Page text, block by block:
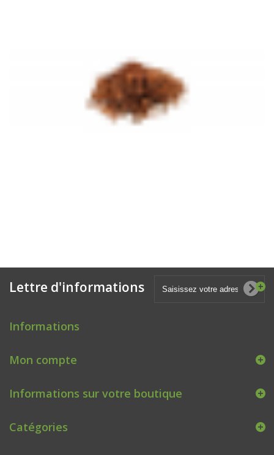
Lettre d'informations
Informations
Mon compte
Informations sur votre boutique
Catégories